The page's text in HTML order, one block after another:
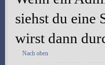
siehst du eine
wirst dann
Nach oben